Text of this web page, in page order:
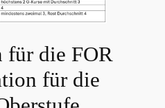
für die FOR
für die